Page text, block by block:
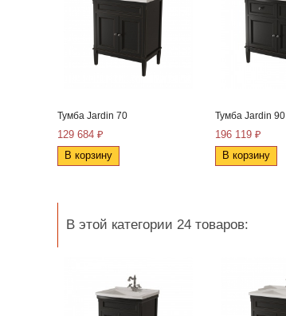
Тумба Jardin 70
129 684 ₽
В корзину
Тумба Jardin 90
196 119 ₽
В корзину
В этой категории 24 товаров: